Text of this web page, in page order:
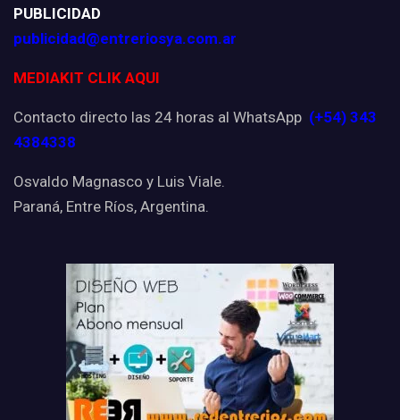
PUBLICIDAD
publicidad@entreriosya.com.ar
MEDIAKIT CLIK AQUI
Contacto directo las 24 horas al WhatsApp (+54) 343
4384338
Osvaldo Magnasco y Luis Viale.
Paraná, Entre Ríos, Argentina.